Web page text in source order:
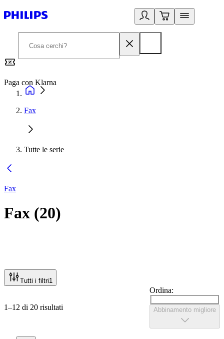
Paga con Klarna
Fax
Tutte le serie
Fax
Fax (20)
Tutti i filtri1
1–12 di 20 risultati
Ordina:
Abbinamento migliore